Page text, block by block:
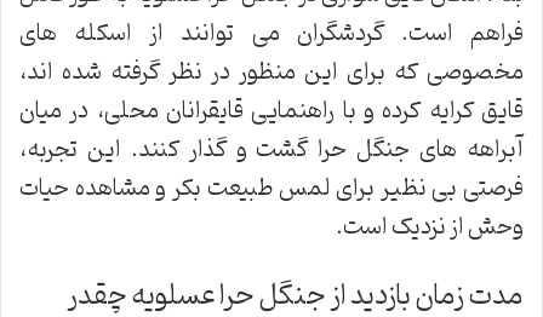
فراهم است. گردشگران می توانند از اسکله های
مخصوصی که برای این منظور در نظر گرفته شده اند،
قایق کرایه کرده و با راهنمایی قایقرانان محلی، در میان
آبراهه های جنگل حرا گشت و گذار کنند. این تجربه،
فرصتی بی نظیر برای لمس طبیعت بکر و مشاهده حیات
وحش از نزدیک است.
مدت زمان بازدید از جنگل حرا عسلویه چقدر